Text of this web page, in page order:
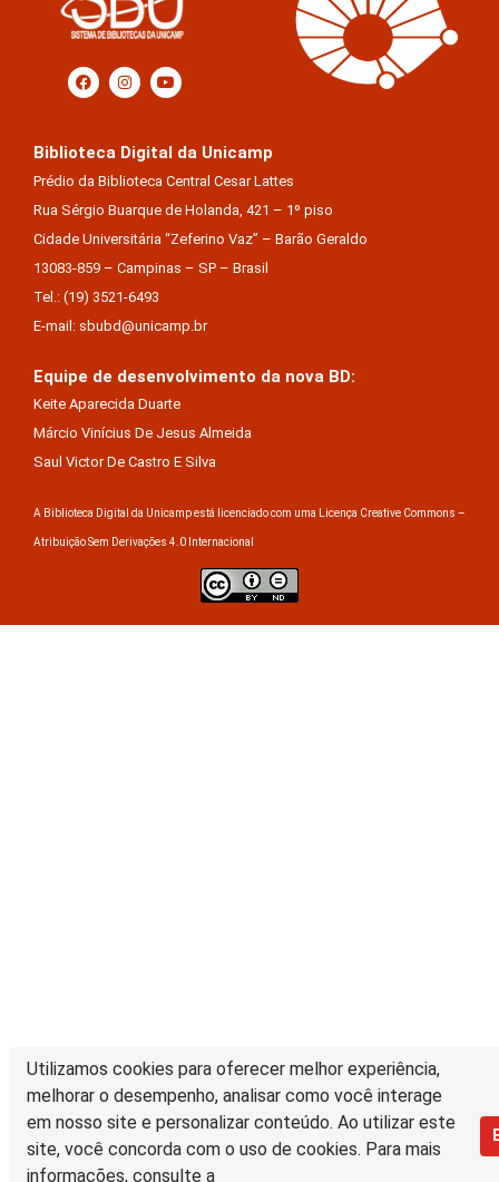
Utilizamos cookies para oferecer melhor experiência,
melhorar o desempenho, analisar como você interage
em nosso site e personalizar conteúdo. Ao utilizar este
site, você concorda com o uso de cookies. Para mais
informações, consulte a
Biblioteca Digital da Unicamp
Prédio da Biblioteca Central Cesar Lattes
Rua Sérgio Buarque de Holanda, 421 – 1º piso
Cidade Universitária “Zeferino Vaz” – Barão Geraldo
13083-859 – Campinas – SP – Brasil
Tel.: (19) 3521-6493
E-mail: sbubd@unicamp.br
Equipe de desenvolvimento da nova BD:
Keite Aparecida Duarte
Márcio Vinícius De Jesus Almeida
Saul Victor De Castro E Silva
A Biblioteca Digital da Unicamp está licenciado com uma Licença Creative Commons –
Atribuição Sem Derivações 4.0 Internacional